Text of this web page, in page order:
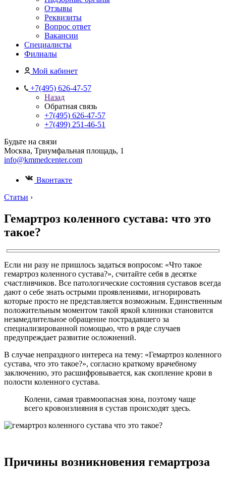
Отзывы
Реквизиты
Вопрос ответ
Вакансии
Специалисты
Филиалы
Мой кабинет
+7(495) 626-47-57
Назад
Обратная связь
+7(495) 626-47-57
+7(499) 251-46-51
Будьте на связи
Москва, Триумфальная площадь, 1
info@kmmedcenter.com
Вконтакте
Статьи ›
Гемартроз коленного сустава: что это
такое?
Если ни разу не пришлось задаться вопросом: «Что такое
гемартроз коленного сустава?», считайте себя в десятке
счастливчиков. Все патологические состояния суставов всегда
дают о себе знать острыми проявлениями, игнорировать
которые просто не представляется возможным. Единственным
положительным моментом такой яркой клиники становится
незамедлительное обращение пострадавшего за
специализированной помощью, что в ряде случаев
предупреждает развитие осложнений.
В случае непраздного интереса на тему: «Гемартроз коленного
сустава, что это такое?», согласно краткому врачебному
заключению, это расшифровывается, как скопление крови в
полости коленного сустава.
Колени, самая травмоопасная зона, поэтому чаще
всего кровоизлияния в сустав происходят здесь.
Причины возникновения гемартроза